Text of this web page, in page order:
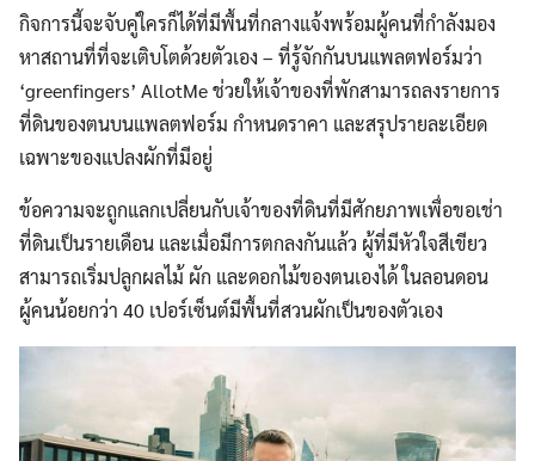
กิจการนี้จะจับคู่ใครก็ได้ที่มีพื้นที่กลางแจ้งพร้อมผู้คนที่กำลังมอง
หาสถานที่ที่จะเติบโตด้วยตัวเอง – ที่รู้จักกันบนแพลตฟอร์มว่า
‘greenfingers’ AllotMe ช่วยให้เจ้าของที่พักสามารถลงรายการ
ที่ดินของตนบนแพลตฟอร์ม กำหนดราคา และสรุปรายละเอียด
เฉพาะของแปลงผักที่มีอยู่
ข้อความจะถูกแลกเปลี่ยนกับเจ้าของที่ดินที่มีศักยภาพเพื่อขอเช่า
ที่ดินเป็นรายเดือน และเมื่อมีการตกลงกันแล้ว ผู้ที่มีหัวใจสีเขียว
สามารถเริ่มปลูกผลไม้ ผัก และดอกไม้ของตนเองได้ ในลอนดอน
ผู้คนน้อยกว่า 40 เปอร์เซ็นต์มีพื้นที่สวนผักเป็นของตัวเอง